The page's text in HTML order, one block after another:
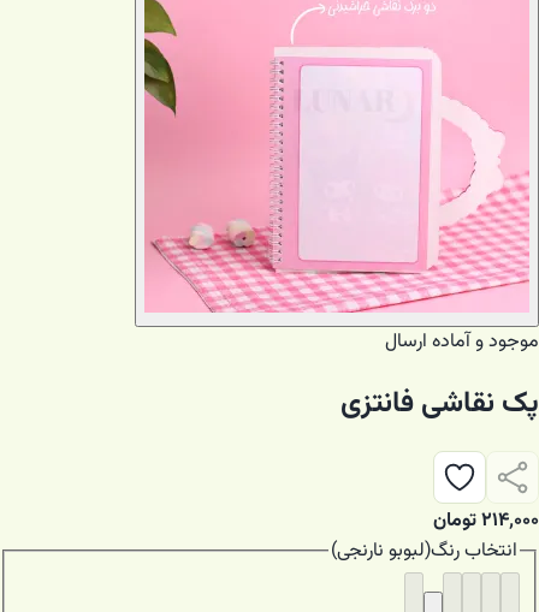
موجود و آماده ارسال
پک نقاشی فانتزی
۲۱۴٬۰۰۰تومان
انتخابرنگ(لبوبو نارنجی)